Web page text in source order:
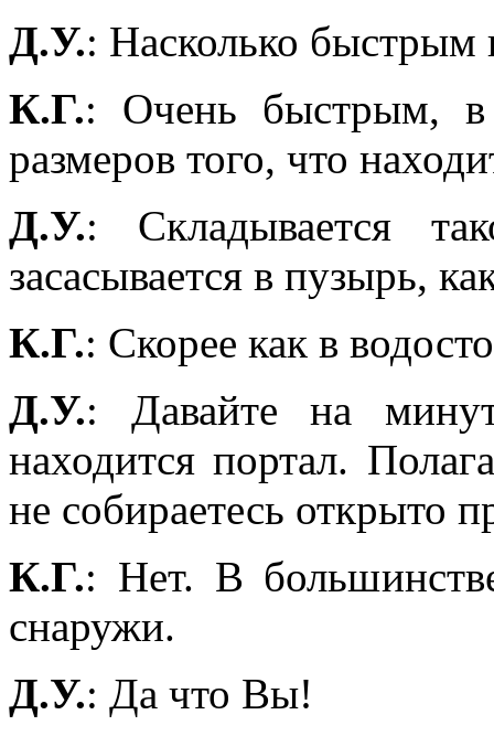
Д.У.: Насколько быстрым
К.Г.: Очень быстрым, в
размеров того, что
Д.У.: Складывается
засасывается в пузырь,
К.Г.: Скорее как в
Д.У.: Давайте на
находится портал.
не собираетесь открыто
К.Г.: Нет. В
снаружи.
Д.У.: Да что Вы!